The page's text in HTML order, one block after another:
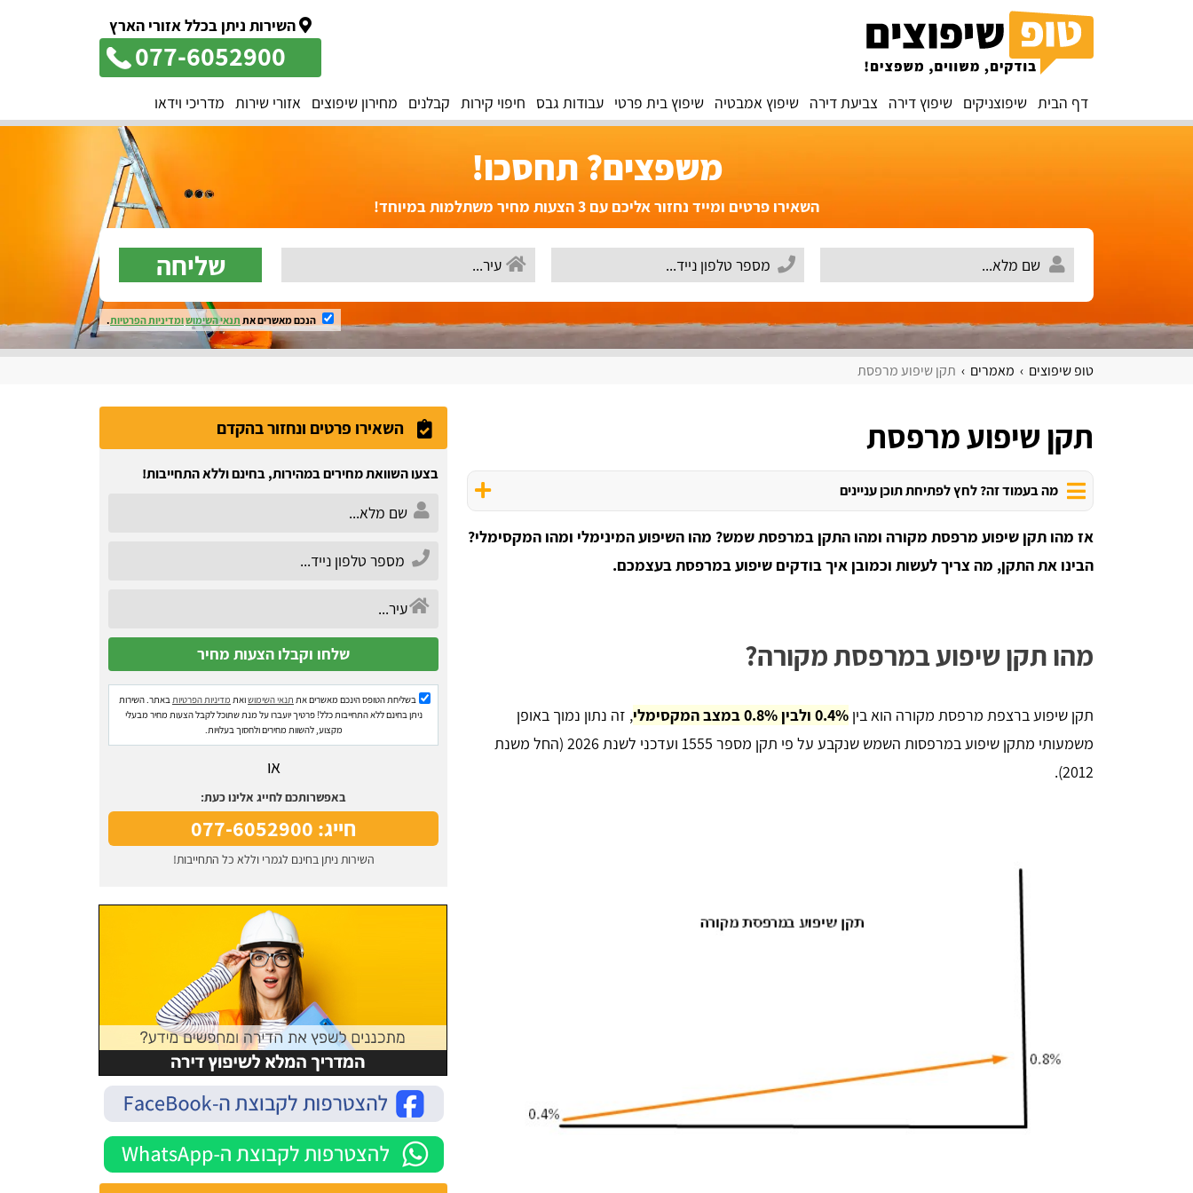
השירות ניתן בכלל אזורי הארץ
077-6052900
דף הבית שיפוצניקים שיפוץ דירה צביעת דירה שיפוץ אמבטיה שיפוץ בית פרטי עבודות גבס חיפוי קירות קבלנים מחירון שיפוצים אזורי שירות מדריכי וידאו
משפצים? תחסכו!
השאירו פרטים ומייד נחזור אליכם עם 3 הצעות מחיר משתלמות במיוחד!
שליחה
הנכם מאשרים את תנאי השימושומדיניות הפרטיות.
טופ שיפוצים מאמרים תקן שיפוע מרפסת
תקן שיפוע מרפסת
מה בעמוד זה? לחץ לפתיחת תוכן עניינים
אז מהו תקן שיפוע מרפסת מקורה ומהו התקן במרפסת שמש? מהו השיפוע המינימלי ומהו המקסימלי?
הבינו את התקן, מה צריך לעשות וכמובן איך בודקים שיפוע במרפסת בעצמכם.
מהו תקן שיפוע במרפסת מקורה?
תקן שיפוע ברצפת מרפסת מקורה הוא בין 0.4% ולבין 0.8% במצב המקסימלי
, זה נתון נמוך באופן
משמעותי מתקן שיפוע במרפסות השמש שנקבע על פי תקן מספר 1555 ועדכני לשנת 2026 (החל משנת
2012).
השאירו פרטים ונחזור בהקדם
בצעו השוואת מחירים במהירות, בחינם וללא התחייבות!
בשליחת הטופס הינכם מאשרים את תנאי השימושואת מדיניות הפרטיותבאתר. השירות
ניתן בחינם ללא התחייבות כלל! פרטיך יועברו על מנת שתוכל לקבל הצעות מחיר מבעלי
מקצוע, להשוות מחירים ולחסוך בעלויות.
או
באפשרותכם לחייג אלינו כעת:
חייג: 077-6052900
השירות ניתן בחינם לגמרי וללא כל התחייבות!